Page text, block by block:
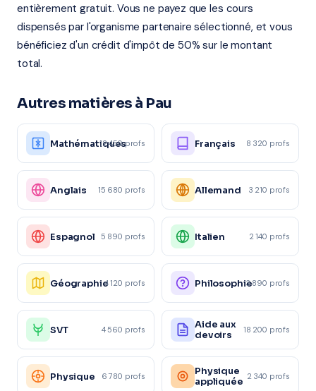
entièrement gratuit. Vous ne payez que les cours
dispensés par l'organisme partenaire sélectionné, et vous
bénéficiez d'un crédit d'impôt de 50% sur le montant
total.
Autres matières à Pau
Mathématiques
12 450 profs Français 8 320 profs
Anglais 15 680 profs Allemand 3 210 profs
Espagnol 5 890 profs Italien 2 140 profs
Géographie4 120 profs Philosophie3 890 profs
SVT 4 560 profs
Aide aux
devoirs
18 200 profs
Physique 6 780 profs
Physique
appliquée 2 340 profs